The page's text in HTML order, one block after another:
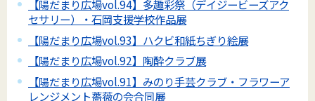
【陽だまり広場vol.94】多趣彩祭（デイジービーズアク
セサリー）・石岡支援学校作品展
【陽だまり広場vol.93】ハクビ和紙ちぎり絵展
【陽だまり広場vol.92】陶酔クラブ展
【陽だまり広場vol.91】みのり手芸クラブ・フラワーア
レンジメント薔薇の会合同展